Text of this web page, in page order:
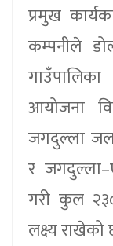
प्रमुख
कम्पनीले
आयोजना
जगदुल्ला
र
गरी कुल
लक्ष्य राखेको